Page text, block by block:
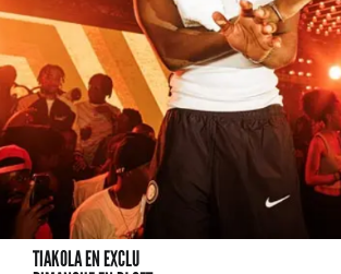
TIAKOLA EN EXCLU